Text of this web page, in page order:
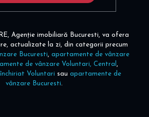
Agenție imobiliară Bucuresti, va ofera
actualizate la zi, din categorii precum
Bucuresti, apartamente de vânzare
de vânzare Voluntari, Central ,
Voluntari sau apartamente de
vânzare Bucuresti.